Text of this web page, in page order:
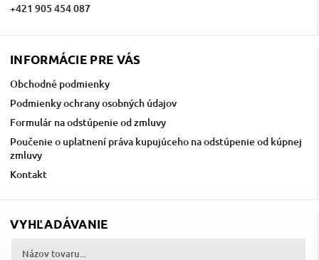
+421 905 454 087
INFORMÁCIE PRE VÁS
Obchodné podmienky
Podmienky ochrany osobných údajov
Formulár na odstúpenie od zmluvy
Poučenie o uplatnení práva kupujúceho na odstúpenie od kúpnej
zmluvy
Kontakt
VYHĽADÁVANIE